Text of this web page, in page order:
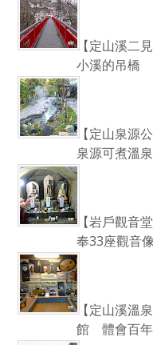
【定山溪二
小溪的吊橋
【定山泉源
泉源可煮溫
【岩戶觀音
奉33座觀音像
【定山溪溫
館 體會百年